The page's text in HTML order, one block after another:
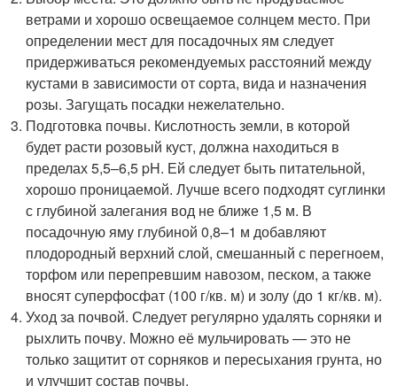
ветрами и хорошо освещаемое солнцем место. При
определении мест для посадочных ям следует
придерживаться рекомендуемых расстояний между
кустами в зависимости от сорта, вида и назначения
розы. Загущать посадки нежелательно.
Подготовка почвы. Кислотность земли, в которой
будет расти розовый куст, должна находиться в
пределах 5,5–6,5 pH. Ей следует быть питательной,
хорошо проницаемой. Лучше всего подходят суглинки
с глубиной залегания вод не ближе 1,5 м. В
посадочную яму глубиной 0,8–1 м добавляют
плодородный верхний слой, смешанный с перегноем,
торфом или перепревшим навозом, песком, а также
вносят суперфосфат (100 г/кв. м) и золу (до 1 кг/кв. м).
Уход за почвой. Следует регулярно удалять сорняки и
рыхлить почву. Можно её мульчировать — это не
только защитит от сорняков и пересыхания грунта, но
и улучшит состав почвы.